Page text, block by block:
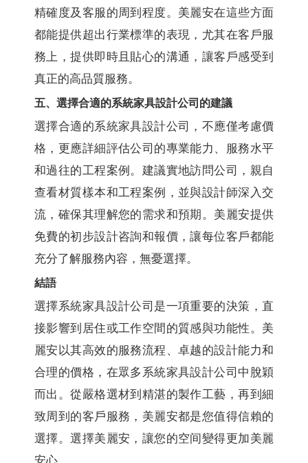
精確度及客服的周到程度。美麗安在這些方面
都能提供超出行業標準的表現，尤其在客戶服
務上，提供即時且貼心的溝通，讓客戶感受到
真正的高品質服務。
五、選擇合適的系統家具設計公司的建議
選擇合適的系統家具設計公司，不應僅考慮價
格，更應詳細評估公司的專業能力、服務水平
和過往的工程案例。建議實地訪問公司，親自
查看材質樣本和工程案例，並與設計師深入交
流，確保其理解您的需求和預期。美麗安提供
免費的初步設計咨詢和報價，讓每位客戶都能
充分了解服務內容，無憂選擇。
結語
選擇系統家具設計公司是一項重要的決策，直
接影響到居住或工作空間的質感與功能性。美
麗安以其高效的服務流程、卓越的設計能力和
合理的價格，在眾多系統家具設計公司中脫穎
而出。從嚴格選材到精湛的製作工藝，再到細
致周到的客戶服務，美麗安都是您值得信賴的
選擇。選擇美麗安，讓您的空间變得更加美麗